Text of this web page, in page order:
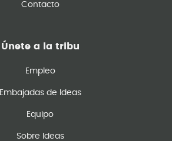
Contacto
Únete a la tribu
Empleo
Embajadas de Ideas
Equipo
Sobre Ideas